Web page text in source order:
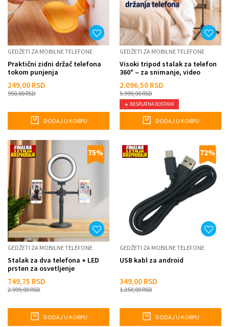
GEDŽETI ZA MOBILNE TELEFONE
Praktični zidni držač telefona
tokom punjenja
249,00 RSD
950,00RSD
DODAJ U KORPU
GEDŽETI ZA MOBILNE TELEFONE
Visoki tripod stalak za telefon
360° – za snimanje, video
2.096,50 RSD
5.990,00RSD
BESPLATNA DOSTAVA
DODAJ U KORPU
75%
GEDŽETI ZA MOBILNE TELEFONE
Stalak za dva telefona + LED
prsten za osvetljenje
749,75 RSD
2.999,00RSD
DODAJ U KORPU
72%
GEDŽETI ZA MOBILNE TELEFONE
USB kabl za android
349,00 RSD
1.250,00RSD
DODAJ U KORPU